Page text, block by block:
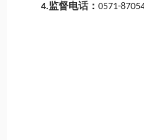
4.监督电话： 0571-